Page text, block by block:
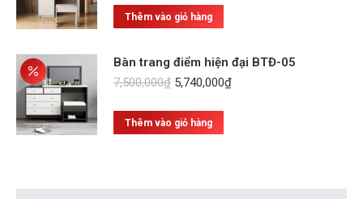
là:
5,800,000₫.
Thêm vào giỏ hàng
Bàn trang điểm hiện đại BTĐ-05
7,500,000₫ Giá
là:
7,500,000₫.
5,740,000₫Giá
Thêm vào giỏ hàng